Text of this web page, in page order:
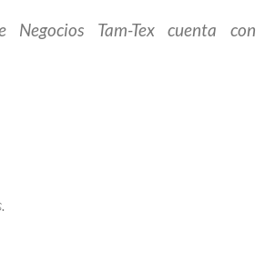
Negocios Tam-Tex cuenta con